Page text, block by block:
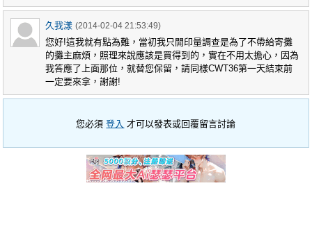
久我漾 (2014-02-04 21:53:49)
您好!這我就有點為難，當初我只開印量調查是為了不帶給寄攤
的攤主麻煩，照理來說應該是買得到的，實在不用太擔心，因為
我答應了上面那位，就替您保留，請同樣CWT36第一天結束前
一定要來拿，謝謝!
您必須登入 才可以發表或回覆留言討論